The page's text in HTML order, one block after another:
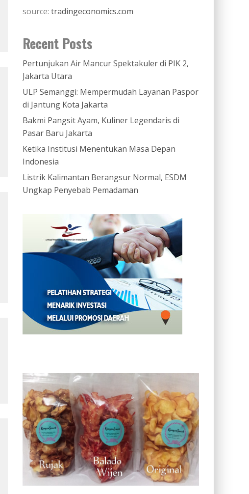
source: tradingeconomics.com
Recent Posts
Pertunjukan Air Mancur Spektakuler di PIK 2,
Jakarta Utara
ULP Semanggi: Mempermudah Layanan Paspor
di Jantung Kota Jakarta
Bakmi Pangsit Ayam, Kuliner Legendaris di
Pasar Baru Jakarta
Ketika Institusi Menentukan Masa Depan
Indonesia
Listrik Kalimantan Berangsur Normal, ESDM
Ungkap Penyebab Pemadaman